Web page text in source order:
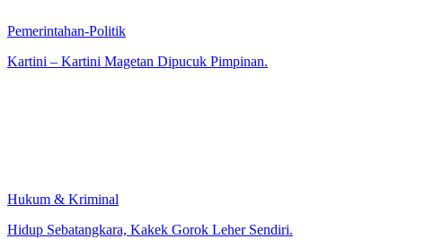
Pemerintahan-Politik
Kartini – Kartini Magetan Dipucuk Pimpinan.
Hukum & Kriminal
Hidup Sebatangkara, Kakek Gorok Leher Sendiri.